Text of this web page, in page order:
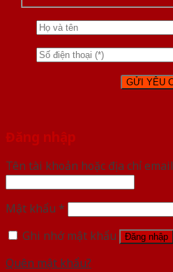
Đăng nhập
Tên tài khoản hoặc địa chỉ email
Mật khẩu *
Ghi nhớ mật khẩu
Đăng nhập
Quên mật khẩu?